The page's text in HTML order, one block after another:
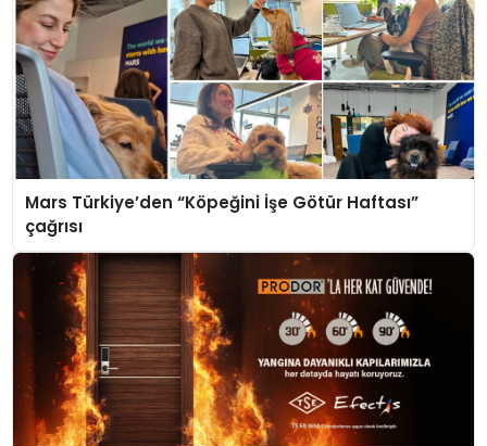
Mars Türkiye’den “Köpeğini İşe Götür Haftası”
çağrısı